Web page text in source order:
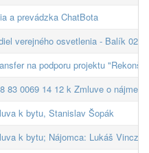
a prevádzka ChatBota
verejného osvetlenia - Balík 02
na podporu projektu
83 0069 14 12 k Zmluve o nájme
k bytu, Stanislav Šopák
k bytu; Nájomca: Lukáš Vincze